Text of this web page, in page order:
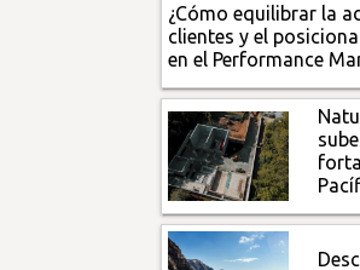
¿Cómo equilibrar la
clientes y el
en el Performance